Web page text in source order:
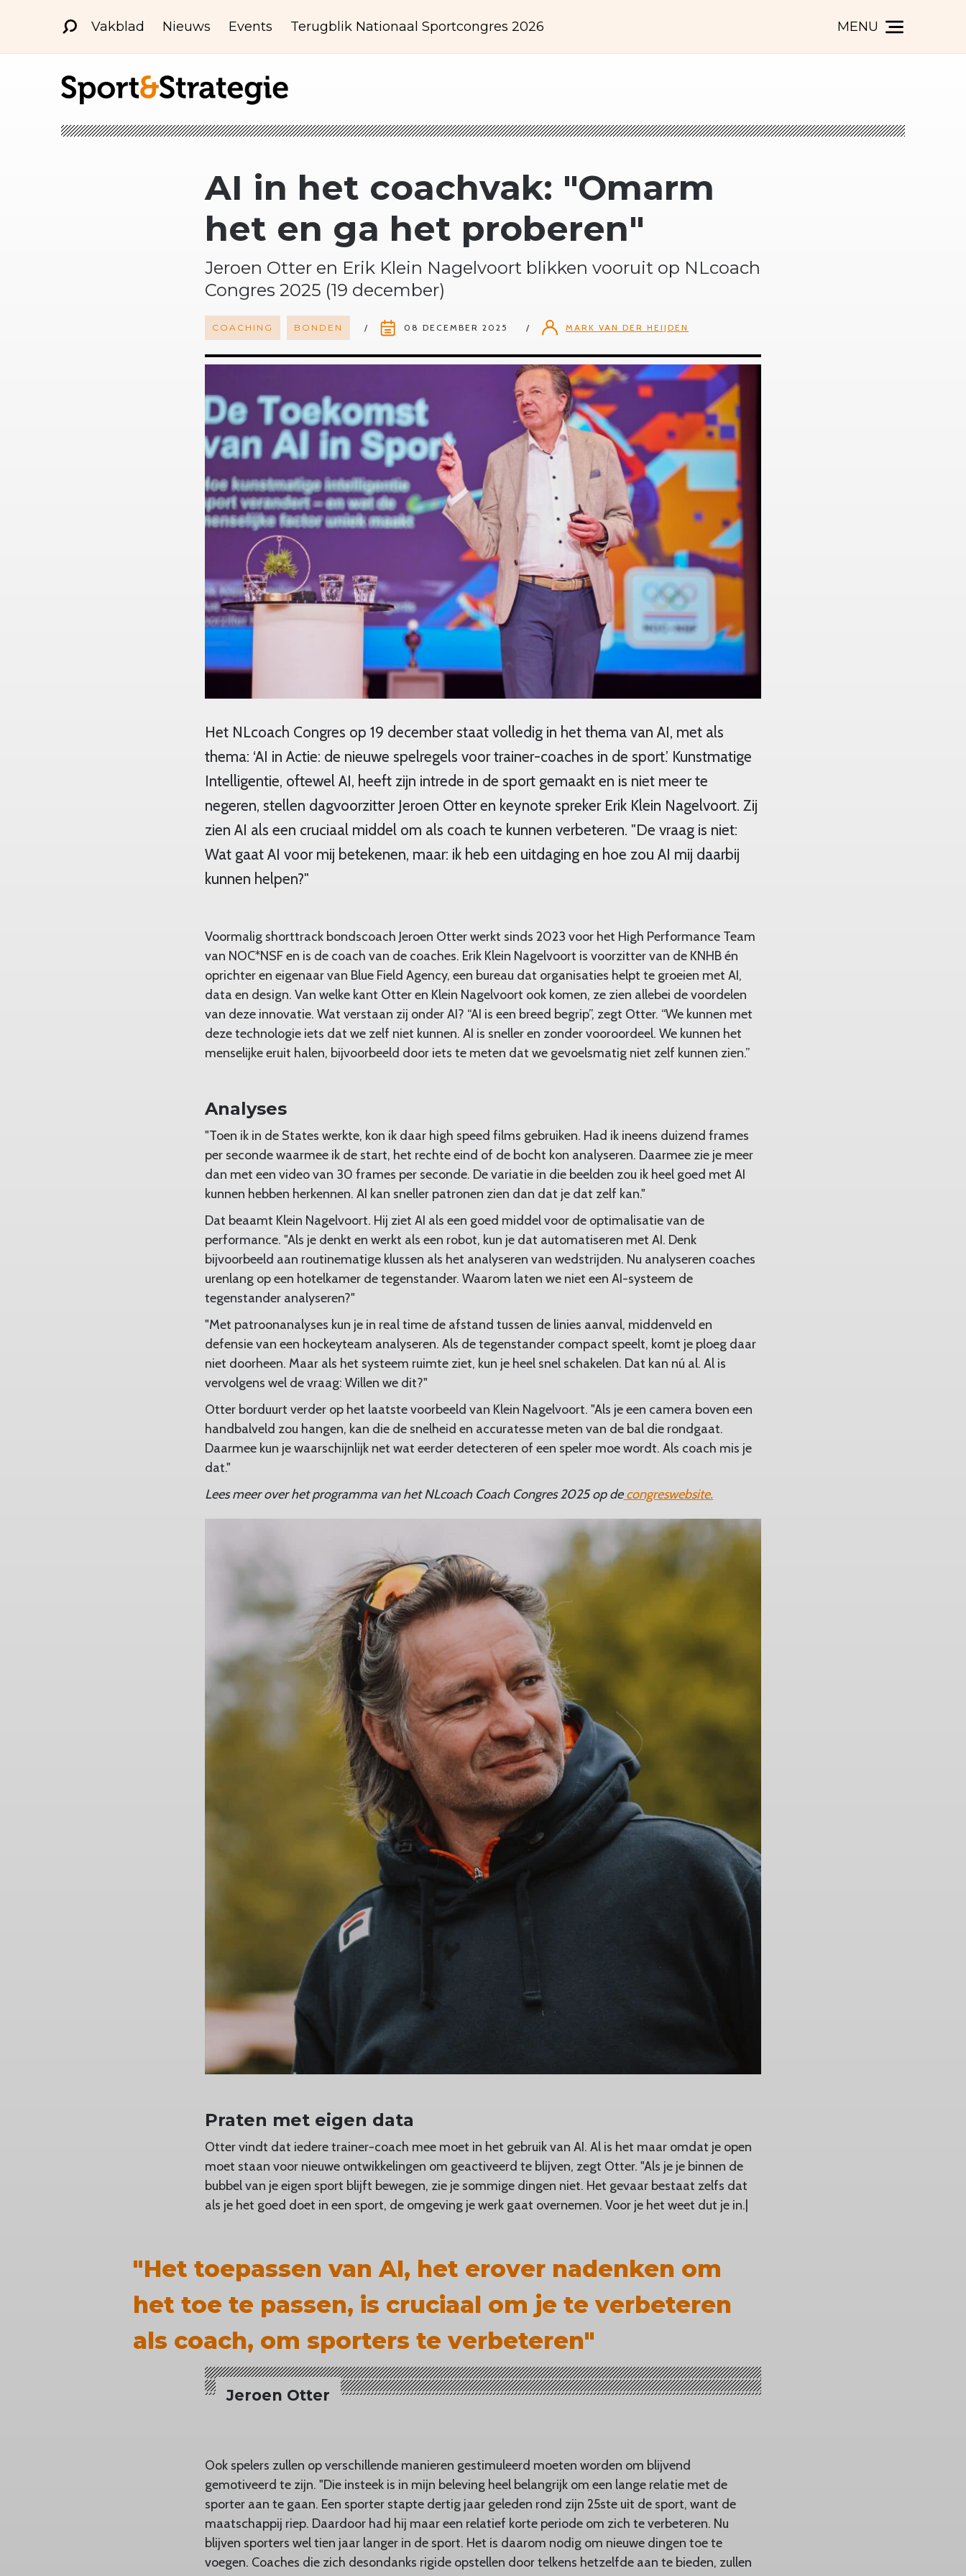
Vakblad Nieuws Events Terugblik Nationaal Sportcongres 2026 MENU
AI in het coachvak: "Omarm
het en ga het proberen"
Jeroen Otter en Erik Klein Nagelvoort blikken vooruit op NLcoach
Congres 2025 (19 december)
COACHING BONDEN 08 DECEMBER 2025 MARK VAN DER HEIJDEN
Het NLcoach Congres op 19 december staat volledig in het thema van AI, met als
thema: ‘AI in Actie: de nieuwe spelregels voor trainer-coaches in de sport.’ Kunstmatige
Intelligentie, oftewel AI, heeft zijn intrede in de sport gemaakt en is niet meer te
negeren, stellen dagvoorzitter Jeroen Otter en keynote spreker Erik Klein Nagelvoort. Zij
zien AI als een cruciaal middel om als coach te kunnen verbeteren. "De vraag is niet:
Wat gaat AI voor mij betekenen, maar: ik heb een uitdaging en hoe zou AI mij daarbij
kunnen helpen?"
Voormalig shorttrack bondscoach Jeroen Otter werkt sinds 2023 voor het High Performance Team
van NOC*NSF en is de coach van de coaches. Erik Klein Nagelvoort is voorzitter van de KNHB én
oprichter en eigenaar van Blue Field Agency, een bureau dat organisaties helpt te groeien met AI,
data en design. Van welke kant Otter en Klein Nagelvoort ook komen, ze zien allebei de voordelen
van deze innovatie. Wat verstaan zij onder AI? “AI is een breed begrip”, zegt Otter. “We kunnen met
deze technologie iets dat we zelf niet kunnen. AI is sneller en zonder vooroordeel. We kunnen het
menselijke eruit halen, bijvoorbeeld door iets te meten dat we gevoelsmatig niet zelf kunnen zien.”
Analyses
"Toen ik in de States werkte, kon ik daar high speed films gebruiken. Had ik ineens duizend frames
per seconde waarmee ik de start, het rechte eind of de bocht kon analyseren. Daarmee zie je meer
dan met een video van 30 frames per seconde. De variatie in die beelden zou ik heel goed met AI
kunnen hebben herkennen. AI kan sneller patronen zien dan dat je dat zelf kan."
Dat beaamt Klein Nagelvoort. Hij ziet AI als een goed middel voor de optimalisatie van de
performance. "Als je denkt en werkt als een robot, kun je dat automatiseren met AI. Denk
bijvoorbeeld aan routinematige klussen als het analyseren van wedstrijden. Nu analyseren coaches
urenlang op een hotelkamer de tegenstander. Waarom laten we niet een AI-systeem de
tegenstander analyseren?"
"Met patroonanalyses kun je in real time de afstand tussen de linies aanval, middenveld en
defensie van een hockeyteam analyseren. Als de tegenstander compact speelt, komt je ploeg daar
niet doorheen. Maar als het systeem ruimte ziet, kun je heel snel schakelen. Dat kan nú al. Al is
vervolgens wel de vraag: Willen we dit?"
Otter borduurt verder op het laatste voorbeeld van Klein Nagelvoort. "Als je een camera boven een
handbalveld zou hangen, kan die de snelheid en accuratesse meten van de bal die rondgaat.
Daarmee kun je waarschijnlijk net wat eerder detecteren of een speler moe wordt. Als coach mis je
dat."
Lees meer over het programma van het NLcoach Coach Congres 2025 op decongreswebsite.
Praten met eigen data
Otter vindt dat iedere trainer-coach mee moet in het gebruik van AI. Al is het maar omdat je open
moet staan voor nieuwe ontwikkelingen om geactiveerd te blijven, zegt Otter. "Als je je binnen de
bubbel van je eigen sport blijft bewegen, zie je sommige dingen niet. Het gevaar bestaat zelfs dat
als je het goed doet in een sport, de omgeving je werk gaat overnemen. Voor je het weet dut je in.|
"Het toepassen van AI, het erover nadenken om
het toe te passen, is cruciaal om je te verbeteren
als coach, om sporters te verbeteren"
Jeroen Otter
Ook spelers zullen op verschillende manieren gestimuleerd moeten worden om blijvend
gemotiveerd te zijn. "Die insteek is in mijn beleving heel belangrijk om een lange relatie met de
sporter aan te gaan. Een sporter stapte dertig jaar geleden rond zijn 25ste uit de sport, want de
maatschappij riep. Daardoor had hij maar een relatief korte periode om zich te verbeteren. Nu
blijven sporters wel tien jaar langer in de sport. Het is daarom nodig om nieuwe dingen toe te
voegen. Coaches die zich desondanks rigide opstellen door telkens hetzelfde aan te bieden, zullen